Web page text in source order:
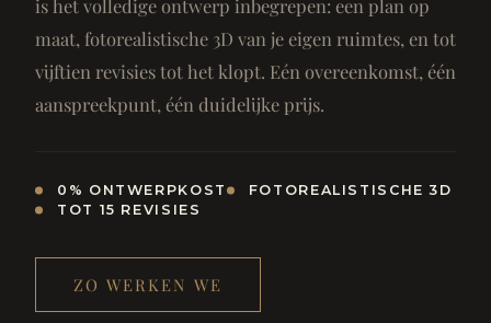
is het volledige ontwerp inbegrepen: een plan op
maat, fotorealistische 3D van je eigen ruimtes, en tot
vijftien revisies tot het klopt. Eén overeenkomst, één
aanspreekpunt, één duidelijke prijs.
0% ONTWERPKOST
FOTOREALISTISCHE 3D
TOT 15 REVISIES
ZO WERKEN WE